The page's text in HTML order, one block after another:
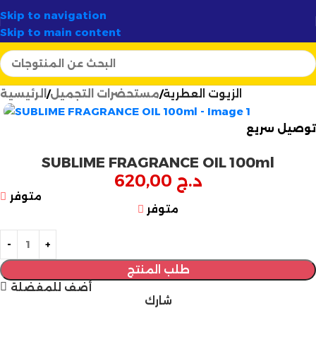
Skip to navigation
Skip to main content
الوجهة الأولى لصناع الشموع في
الرئيسية مستحضرات التجميل الزيوت العطرية
توصيل سريع
SUBLIME FRAGRANCE OIL 100ml
د.ج
متوفر
متوفر
طلب المنتج
أضف للمفضلة
شارك